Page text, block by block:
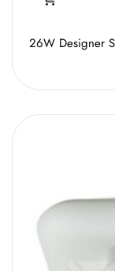
26W Designer